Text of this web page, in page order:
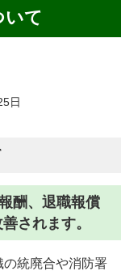
いて
日
酬、退職報償
されます。
統廃合や消防署